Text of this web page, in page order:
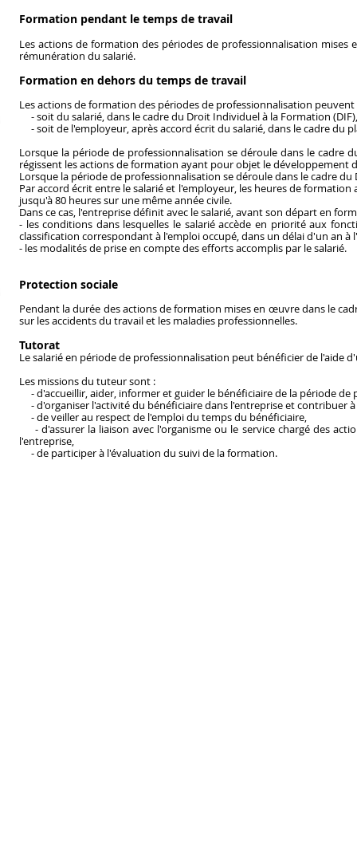
Formation pendant le temps de travail
Les actions de formation des périodes de professionnalisation
rémunération du salarié.
Formation en dehors du temps de travail
Les actions de formation des périodes de professionnalisation
- soit du salarié, dans le cadre du Droit Individuel à la Formation (DIF),
- soit de l'employeur, après accord écrit du salarié, dans le cadre du
Lorsque la période de professionnalisation se déroule dans le
régissent les actions de formation ayant pour objet le développement
Lorsque la période de professionnalisation se déroule dans le cadre
Par accord écrit entre le salarié et l'employeur, les heures de
jusqu'à 80 heures sur une même année civile.
Dans ce cas, l'entreprise définit avec le salarié, avant son départ en
- les conditions dans lesquelles le salarié accède en priorité aux
classification correspondant à l'emploi occupé, dans un délai d'un an à
- les modalités de prise en compte des efforts accomplis par le salarié.
Protection sociale
Pendant la durée des actions de formation mises en œuvre dans le
sur les accidents du travail et les maladies professionnelles.
Tutorat
Le salarié en période de professionnalisation peut bénéficier de l'aide
Les missions du tuteur sont :
- d'accueillir, aider, informer et guider le bénéficiaire de la période de
- d'organiser l'activité du bénéficiaire dans l'entreprise et contribuer
- de veiller au respect de l'emploi du temps du bénéficiaire,
- d'assurer la liaison avec l'organisme ou le service chargé des
l'entreprise,
- de participer à l'évaluation du suivi de la formation.